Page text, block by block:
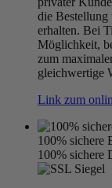
die Bestellung
erhalten. Bei
Möglichkeit,
zum
gleichwertige
Link zum
100% sichere
100% sichere